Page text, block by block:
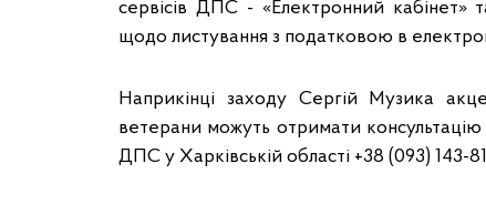
сервісів ДПС - «Електронний кабінет»
щодо листування з податковою в
Наприкінці заходу Сергій Музика
ветерани можуть отримати консультацію
ДПС у Харківській області +38 (093) 143-